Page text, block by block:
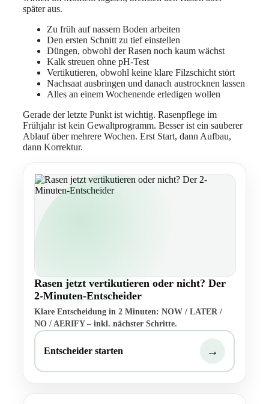
später aus.
Zu früh auf nassem Boden arbeiten
Den ersten Schnitt zu tief einstellen
Düngen, obwohl der Rasen noch kaum wächst
Kalk streuen ohne pH-Test
Vertikutieren, obwohl keine klare Filzschicht stört
Nachsaat ausbringen und danach austrocknen lassen
Alles an einem Wochenende erledigen wollen
Gerade der letzte Punkt ist wichtig. Rasenpflege im
Frühjahr ist kein Gewaltprogramm. Besser ist ein sauberer
Ablauf über mehrere Wochen. Erst Start, dann Aufbau,
dann Korrektur.
Rasen jetzt vertikutieren oder nicht? Der
2-Minuten-Entscheider
Klare Entscheidung in 2 Minuten: NOW / LATER /
NO / AERIFY – inkl. nächster Schritte.
Entscheider starten →